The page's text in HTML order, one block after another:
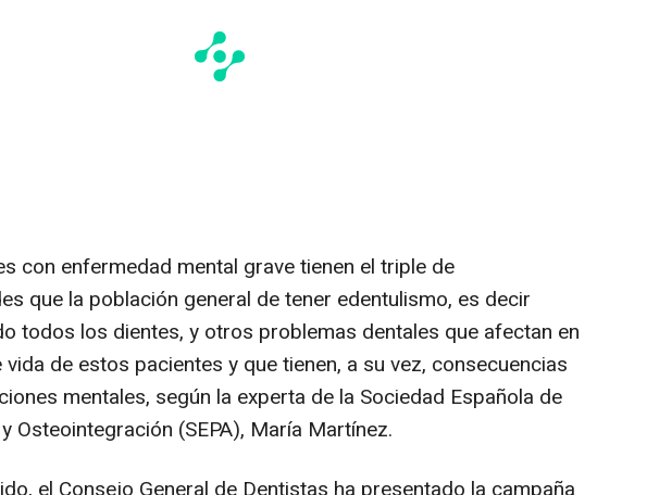
con enfermedad mental grave tienen el triple de
que la población general de tener edentulismo, es decir
todos los dientes, y otros problemas dentales que afectan en
vida de estos pacientes y que tienen, a su vez, consecuencias
mentales, según la experta de la Sociedad Española de
Osteointegración (SEPA), María Martínez.